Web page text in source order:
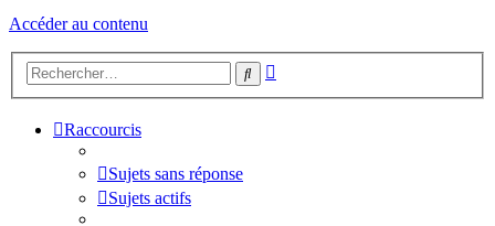
Accéder au contenu
Rechercher
Raccourcis
Sujets sans réponse
Sujets actifs